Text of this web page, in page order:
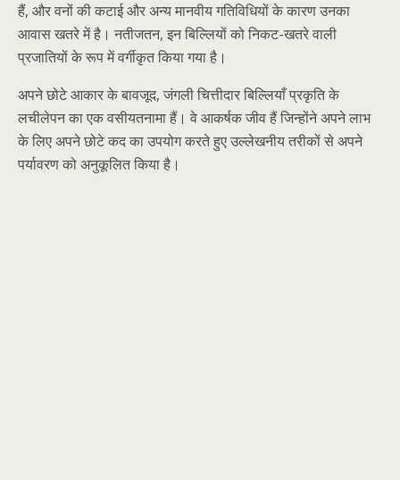
हैं, और वनों की कटाई और अन्य मानवीय गतिविधियों के कारण उनका
आवास खतरे में है। नतीजतन, इन बिल्लियों को निकट-खतरे वाली
प्रजातियों के रूप में वर्गीकृत किया गया है।
अपने छोटे आकार के बावजूद, जंगली चित्तीदार बिल्लियाँ प्रकृति के
लचीलेपन का एक वसीयतनामा हैं। वे आकर्षक जीव हैं जिन्होंने अपने लाभ
के लिए अपने छोटे कद का उपयोग करते हुए उल्लेखनीय तरीकों से अपने
पर्यावरण को अनुकूलित किया है।